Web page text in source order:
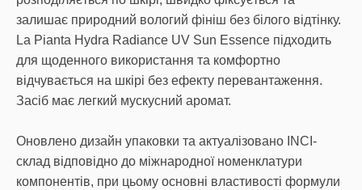
залишає природний вологий фініш без білого відтінку.
La Pianta Hydra Radiance UV Sun Essence підходить
для щоденного використання та комфортно
відчувається на шкірі без ефекту перевантаження.
Засіб має легкий мускусний аромат.
Оновлено дизайн упаковки та актуалізовано INCI-
склад відповідно до міжнародної номенклатури
компонентів, при цьому основні властивості формули